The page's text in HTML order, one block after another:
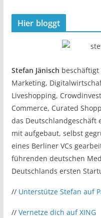
Hier bloggt
Stefan Jänisch beschäftigt
Marketing,
Liveshopping,
Commerce, Curated
das Deutschlandgeschäft
mit aufgebaut, selbst
eines Berliner VCs
führenden deutschen
Deutschlands ersten
// Unterstütze Stefan auf
// Vernetze dich auf XING